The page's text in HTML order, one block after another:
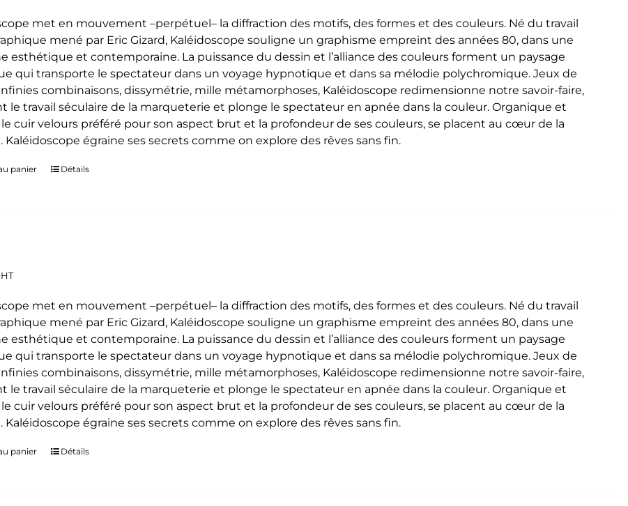
met en mouvement –perpétuel– la diffraction des motifs, des formes et des couleurs. Né du travail
mené par Eric Gizard, Kaléidoscope souligne un graphisme empreint des années 80, dans une
esthétique et contemporaine. La puissance du dessin et l’alliance des couleurs forment un paysage
qui transporte le spectateur dans un voyage hypnotique et dans sa mélodie polychromique. Jeux de
combinaisons, dissymétrie, mille métamorphoses, Kaléidoscope redimensionne notre savoir-faire,
le travail séculaire de la marqueterie et plonge le spectateur en apnée dans la couleur. Organique et
cuir velours préféré pour son aspect brut et la profondeur de ses couleurs, se placent au cœur de la
Kaléidoscope égraine ses secrets comme on explore des rêves sans fin.
panier Détails
HT
met en mouvement –perpétuel– la diffraction des motifs, des formes et des couleurs. Né du travail
mené par Eric Gizard, Kaléidoscope souligne un graphisme empreint des années 80, dans une
esthétique et contemporaine. La puissance du dessin et l’alliance des couleurs forment un paysage
qui transporte le spectateur dans un voyage hypnotique et dans sa mélodie polychromique. Jeux de
combinaisons, dissymétrie, mille métamorphoses, Kaléidoscope redimensionne notre savoir-faire,
le travail séculaire de la marqueterie et plonge le spectateur en apnée dans la couleur. Organique et
cuir velours préféré pour son aspect brut et la profondeur de ses couleurs, se placent au cœur de la
Kaléidoscope égraine ses secrets comme on explore des rêves sans fin.
panier Détails